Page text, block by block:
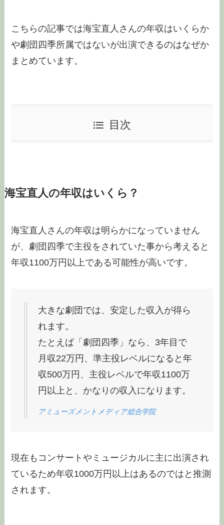
こちらの記事では海宝直人さんの年収はいくらか
や劇団四季所属ではないが出演できるのはなぜか
まとめています。
目次
海宝直人の年収はいくら？
海宝直人さんの年収は明らかになっていません
が、劇団四季で主役をされていた事から考えると
年収1100万円以上である可能性が高いです。
大きな劇団では、安定した収入が得ら
れます。
たとえば「劇団四季」なら、3年目で
月収22万円、準主役レベルになると年
収500万円、主役レベルで年収1100万
円以上と、かなりの収入になります。
アミューズメントメディア総合学院
現在もコンサートやミュージカルに主に出演され
ているため年収1000万円以上はあるのではと推測
されます。